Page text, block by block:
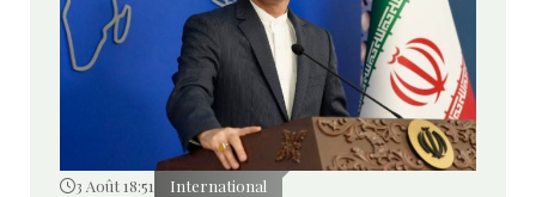
3 Août 18:51 International